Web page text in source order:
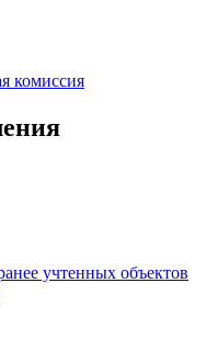
комиссия
учтенных объектов